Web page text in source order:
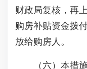
财政局复核，再
购房补贴资金拨
放给购房人。
（六）本措施